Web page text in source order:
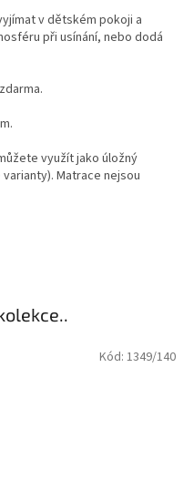
Kód: 1349/140
v dětském pokoji a
při usínání, nebo dodá
využít jako úložný
Matrace nejsou